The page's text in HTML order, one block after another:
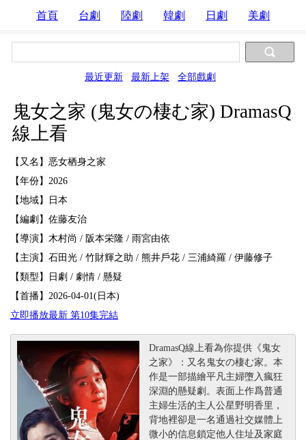
首頁 台劇 陸劇 韓劇 日劇 美劇
最近更新 最新上架 全部戲劇
鬼女之家 (鬼女の棲む家) DramasQ
線上看
【又名】恶女栖身之家
【年份】2026
【地域】日本
【編劇】佐藤友治
【導演】木村尚 / 阪本栄隆 / 雨宮由依
【主演】石田光 / 竹財輝之助 / 熊井戶花 / 三浦綺羅 / 伊藤修子
【類型】日劇 / 劇情 / 懸疑
【首播】2026-04-01(日本)
立即播放最新 第10集完結
DramasQ線上看為你提供《鬼女
之家》：又名鬼女の棲む家。本
作是一部描繪平凡主婦墮入瘋狂
深淵的懸疑劇。表面上作爲普通
主婦生活的主人公星野明香里，
背地裡卻是一名通過社交媒體上
微小的信息鎖定他人住址及家庭